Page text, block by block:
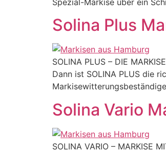
Solina Plus
SOLINA PLUS – DIE
Dann ist SOLINA PLUS die
Solina Vario
SOLINA VARIO – MARKISE